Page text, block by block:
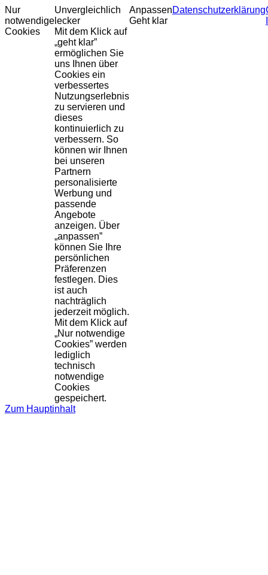
Nur
notwendige
Cookies
Unvergleichlich
lecker
Mit dem Klick auf
„geht klar”
ermöglichen Sie
uns Ihnen über
Cookies ein
verbessertes
Nutzungserlebnis
zu servieren und
dieses
kontinuierlich zu
verbessern. So
können wir Ihnen
bei unseren
Partnern
personalisierte
Werbung und
passende
Angebote
anzeigen. Über
„anpassen”
können Sie Ihre
persönlichen
Präferenzen
festlegen. Dies
ist auch
nachträglich
jederzeit möglich.
Mit dem Klick auf
„Nur notwendige
Cookies” werden
lediglich
technisch
notwendige
Cookies
gespeichert.
Anpassen
Geht klar
Datenschutzerklärung
Zum Hauptinhalt